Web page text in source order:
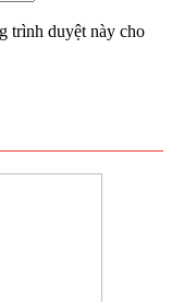
trình duyệt này cho